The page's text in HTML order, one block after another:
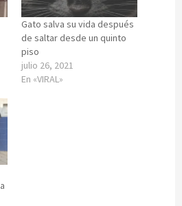
Gato salva su vida después
de saltar desde un quinto
piso
julio 26, 2021
En «VIRAL»